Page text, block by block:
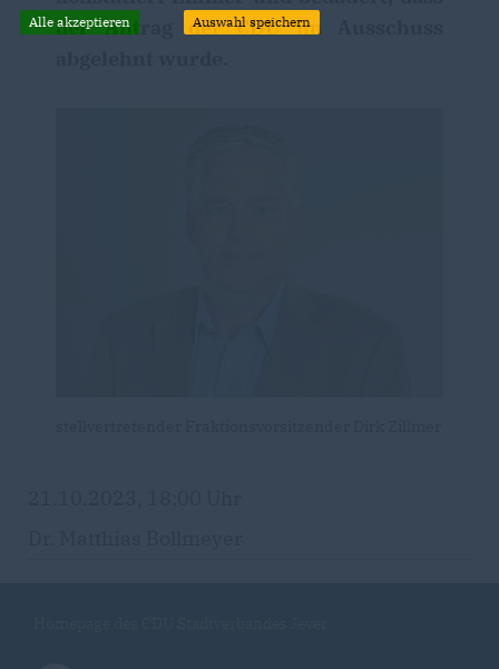
der Antrag der CDU im Ausschuss
Alle akzeptieren Auswahl speichern